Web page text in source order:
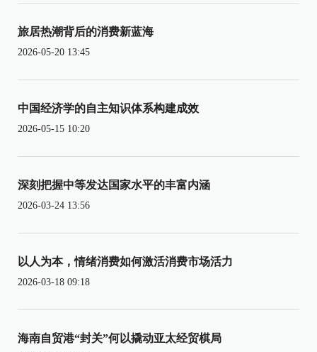
旅居热潮背后的消费新蓝海
2026-05-20 13:45
中国经济学的自主知识体系构建成效
2026-05-15 10:20
深刻把握中等发达国家水平的丰富内涵
2026-03-24 13:56
以人为本，情绪消费如何激活消费市场活力
2026-03-18 09:18
海南自贸港“封关”何以撬动亚太经贸棋局